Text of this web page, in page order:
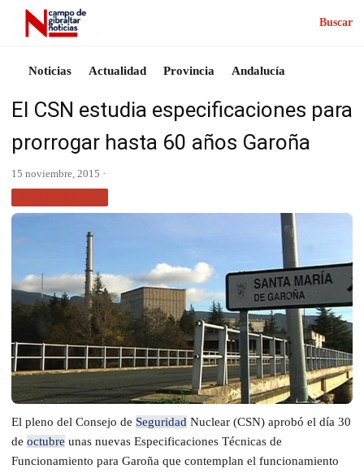
Buscar
Noticias Actualidad Provincia Andalucía
El CSN estudia especificaciones para
prorrogar hasta 60 años Garoña
15 noviembre, 2015 ·
El pleno del Consejo de Seguridad Nuclear (CSN) aprobó el día 30
de octubre unas nuevas Especificaciones Técnicas de
Funcionamiento para Garoña que contemplan el funcionamiento